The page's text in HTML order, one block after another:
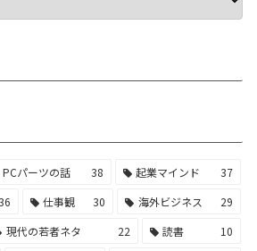
PCパーツの話 38 起業マインド
37
仕事観 30 海外ビジネス
29
現代の若者ネタ 22 読書
10